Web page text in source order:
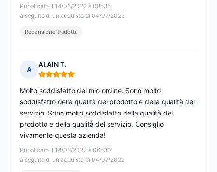
Pubblicato il 14/08/2022 à 08h35
a seguito di un acquisto di 04/07/2022
Recensione tradotta
A
ALAIN T.
Nota: 5 su 5
Pubblicato il 14/08/2022 à 06h30
a seguito di un acquisto di 04/07/2022
Molto soddisfatto del mio ordine. Sono molto
soddisfatto della qualità del prodotto e della qualità del
servizio. Sono molto soddisfatto della qualità del
prodotto e della qualità del servizio. Consiglio
vivamente questa azienda!